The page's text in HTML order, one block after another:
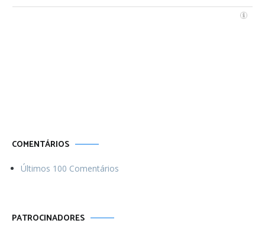
COMENTÁRIOS
Últimos 100 Comentários
PATROCINADORES